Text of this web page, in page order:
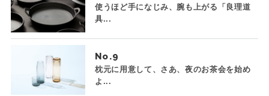
使うほど手になじみ、腕も上がる「良理道
具...
No.
枕元に用意して、さあ、夜のお茶会を始め
よ...